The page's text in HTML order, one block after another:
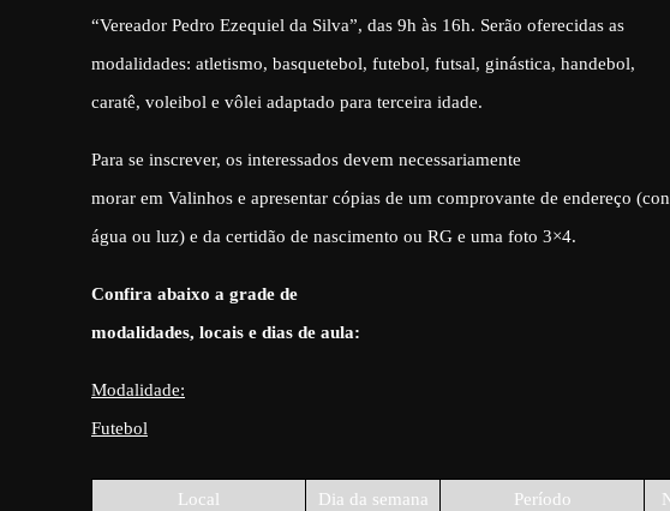
“Vereador Pedro Ezequiel da Silva”, das 9h às 16h. Serão oferecidas as
modalidades: atletismo, basquetebol, futebol, futsal, ginástica, handebol,
caratê, voleibol e vôlei adaptado para terceira idade.
Para se inscrever, os interessados devem necessariamente
morar em Valinhos e apresentar cópias de um comprovante de endereço
água ou luz) e da certidão de nascimento ou RG e uma foto 3×4.
Confira abaixo a grade de
modalidades, locais e dias de aula:
Modalidade:
Futebol
Local Dia da semana Período